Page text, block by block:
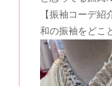
【振袖コーデ紹
和の振袖をどこ